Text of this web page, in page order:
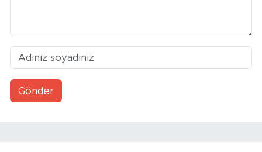
Gönder